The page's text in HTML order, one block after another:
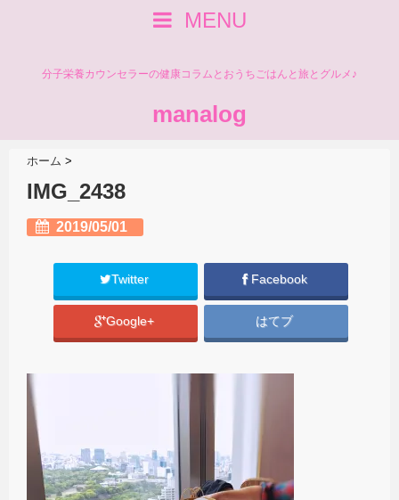
MENU
分子栄養カウンセラーの健康コラムとおうちごはんと旅とグルメ♪
manalog
ホーム >
IMG_2438
2019/05/01
Twitter Facebook
Google+ はてブ